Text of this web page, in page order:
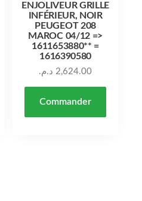
ENJOLIVEUR GRILLE
INFÉRIEUR, NOIR
PEUGEOT 208
MAROC 04/12 =>
1611653880** =
1616390580
2,624.00 د.م.
Commander